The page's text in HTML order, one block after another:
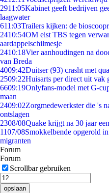
2911:05Kabinet geeft bedrijven
laagwater
611:03Trailers kijken: de
2410:54OM eist TBS tegen
aardappelschilmesje
2410:18Vier aanhoudingen na
van Breda
4009:42Duitser (93) crasht met
2509:22Huisarts per direct uit vak
6609:19Onlyfans-model met G-
maan
2409:02Zorgmedewerkster die 's
ontslagen
2308/08Quake krijgt na 30 jaar
1107/08Smokkelbende opgerold
migranten
Forum
Forum
Scrollbar gebruiken
opslaan